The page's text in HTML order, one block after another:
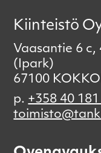
Kiinteistö
Vaasantie 6 c,
(Ipark)
67100
p. +358 40